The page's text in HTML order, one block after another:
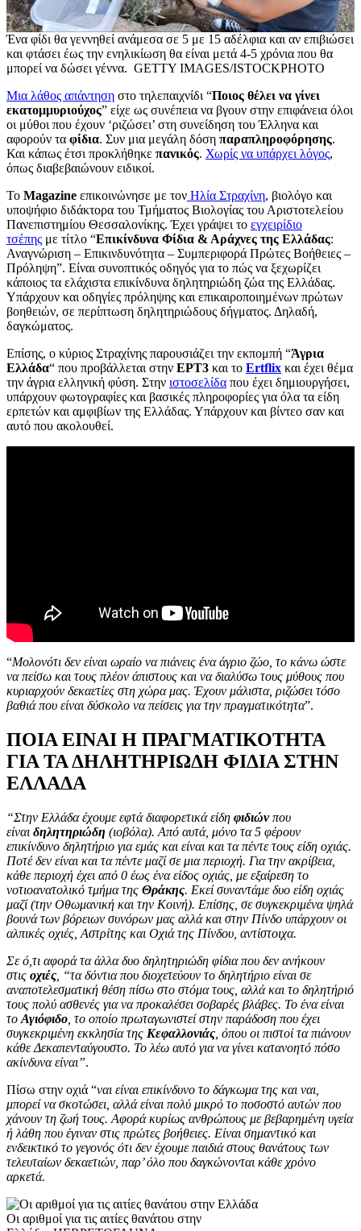
Ένα φίδι θα γεννηθεί ανάμεσα σε 5 με 15 αδέλφια και αν επιβιώσει
και φτάσει έως την ενηλικίωση θα είναι μετά 4-5 χρόνια που θα
μπορεί να δώσει γέννα. GETTY IMAGES/ISTOCKPHOTO
Μια λάθος απάντηση στo τηλεπαιχνίδι “Ποιος θέλει να γίνει
εκατομμυριούχος” είχε ως συνέπεια να βγουν στην επιφάνεια όλοι
οι μύθοι που έχουν ‘ριζώσει’ στη συνείδηση του Έλληνα και
αφορούν τα φίδια. Συν μια μεγάλη δόση παραπληροφόρησης.
Και κάπως έτσι προκλήθηκε πανικός. Χωρίς να υπάρχει λόγος,
όπως διαβεβαιώνουν ειδικοί.
Το Magazine επικοινώνησε με τον Ηλία Στραχίνη, βιολόγο και
υποψήφιο διδάκτορα του Τμήματος Βιολογίας του Αριστοτελείου
Πανεπιστημίου Θεσσαλονίκης. Έχει γράψει το εγχειρίδιο
τσέπης με τίτλο “Επικίνδυνα Φίδια & Αράχνες της Ελλάδας:
Αναγνώριση – Επικινδυνότητα – Συμπεριφορά Πρώτες Βοήθειες –
Πρόληψη”. Είναι συνοπτικός οδηγός για το πώς να ξεχωρίζει
κάποιος τα ελάχιστα επικίνδυνα δηλητηριώδη ζώα της Ελλάδας.
Υπάρχουν και οδηγίες πρόληψης και επικαιροποιημένων πρώτων
βοηθειών, σε περίπτωση δηλητηριώδους δήγματος. Δηλαδή,
δαγκώματος.
Επίσης, ο κύριος Στραχίνης παρουσιάζει την εκπομπή “Άγρια
Ελλάδα“ που προβάλλεται στην ΕΡΤ3 και το Ertflix και έχει θέμα
την άγρια ελληνική φύση. Στην ιστοσελίδα που έχει δημιουργήσει,
υπάρχουν φωτογραφίες και βασικές πληροφορίες για όλα τα είδη
ερπετών και αμφιβίων της Ελλάδας. Υπάρχουν και βίντεο σαν και
αυτό που ακολουθεί.
“Μολονότι δεν είναι ωραίο να πιάνεις ένα άγριο ζώο, το κάνω ώστε
να πείσω και τους πλέον άπιστους και να διαλύσω τους μύθους που
κυριαρχούν δεκαετίες στη χώρα μας. Έχουν μάλιστα, ριζώσει τόσο
βαθιά που είναι δύσκολο να πείσεις για την πραγματικότητα”.
ΠΟΙΑ ΕΙΝΑΙ Η ΠΡΑΓΜΑΤΙΚΟΤΗΤΑ
ΓΙΑ ΤΑ ΔΗΛΗΤΗΡΙΩΔΗ ΦΙΔΙΑ ΣΤΗΝ
ΕΛΛΑΔΑ
“Στην Ελλάδα έχουμε εφτά διαφορετικά είδη φιδιώνπου
είναι δηλητηριώδη (ιοβόλα). Από αυτά, μόνο τα 5 φέρουν
επικίνδυνο δηλητήριο για εμάς και είναι και τα πέντε τους είδη οχιάς.
Ποτέ δεν είναι και τα πέντε μαζί σε μια περιοχή. Για την ακρίβεια,
κάθε περιοχή έχει από 0 έως ένα είδος οχιάς, με εξαίρεση το
νοτιοανατολικό τμήμα της Θράκης. Εκεί συναντάμε δυο είδη οχιάς
μαζί (την Οθωμανική και την Κοινή). Επίσης, σε συγκεκριμένα ψηλά
βουνά των βόρειων συνόρων μας αλλά και στην Πίνδο υπάρχουν οι
αλπικές οχιές, Αστρίτης και Οχιά της Πίνδου, αντίστοιχα.
Σε ό,τι αφορά τα άλλα δυο δηλητηριώδη φίδια που δεν ανήκουν
στις οχιές , “τα δόντια που διοχετεύουν το δηλητήριο είναι σε
αναποτελεσματική θέση πίσω στο στόμα τους, αλλά και το δηλητήριό
τους πολύ ασθενές για να προκαλέσει σοβαρές βλάβες. Το ένα είναι
το Αγιόφιδο , το οποίο πρωταγωνιστεί στην παράδοση που έχει
συγκεκριμένη εκκλησία της Κεφαλλονιάς , όπου οι πιστοί τα πιάνουν
κάθε Δεκαπενταύγουστο. Το λέω αυτό για να γίνει κατανοητό πόσο
ακίνδυνα είναι”.
Πίσω στην οχιά “ναι είναι επικίνδυνο το δάγκωμα της και ναι,
μπορεί να σκοτώσει, αλλά είναι πολύ μικρό το ποσοστό αυτών που
χάνουν τη ζωή τους. Αφορά κυρίως ανθρώπους με βεβαρημένη υγεία
ή λάθη που έγιναν στις πρώτες βοήθειες. Είναι σημαντικό και
ενδεικτικό το γεγονός ότι δεν έχουμε παιδιά στους θανάτους των
τελευταίων δεκαετιών, παρ’ όλο που δαγκώνονται κάθε χρόνο
αρκετά.
Οι αριθμοί για τις αιτίες θανάτου στην